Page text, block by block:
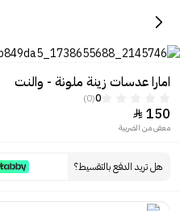
امارا عدسات زينة ملونة - والنت
0
(0)
150

معفى من الضريبة
هل تريد الدفع بالتقسيط؟